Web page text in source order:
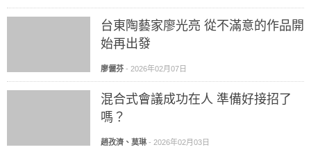
台東陶藝家廖光亮 從不滿意的作品開
始再出發
廖儷芬 - 2026年02月07日
混合式會議成功在人 準備好接招了
嗎？
趙孜濟、莫琳 - 2026年02月03日